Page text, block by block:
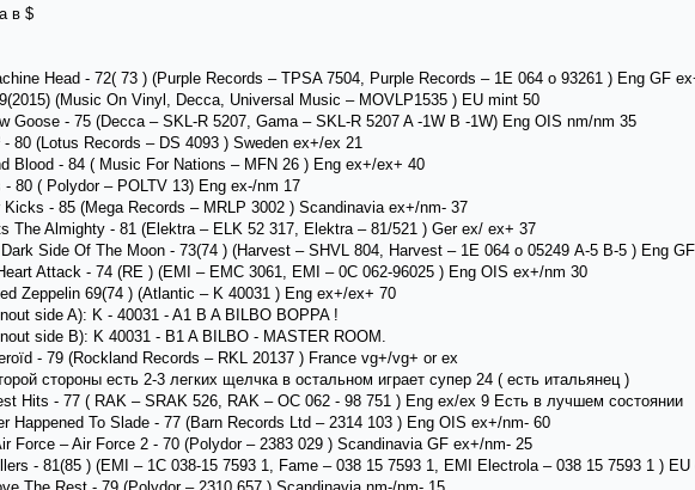
в $
Head - 72( 73 ) (Purple Records – TPSA 7504, Purple Records – 1E 064 o 93261 ) Eng GF
(Music On Vinyl, Decca, Universal Music ‎– MOVLP1535 ) EU mint 50
Goose - 75 (Decca – SKL-R 5207, Gama – SKL-R 5207 A -1W B -1W) Eng OIS nm/nm 35
- 80 (Lotus Records – DS 4093 ) Sweden ex+/ex 21
Blood - 84 ( Music For Nations – MFN 26 ) Eng ex+/ex+ 40
80 ( Polydor ‎– POLTV 13) Eng ex-/nm 17
- 85 (Mega Records ‎– MRLP 3002 ) Scandinavia ex+/nm- 37
The Almighty - 81 (Elektra ‎– ELK 52 317, Elektra ‎– 81/521 ) Ger ex/ ex+ 37
Side Of The Moon - 73(74 ) (Harvest ‎– SHVL 804, Harvest ‎– 1E 064 o 05249 А-5 В-5 ) Eng
Attack - 74 (RE ) (EMI – EMC 3061, EMI – 0C 062-96025 ) Eng OIS ex+/nm 30
Zeppelin 69(74 ) (Atlantic ‎– K 40031 ) Eng ех+/ex+ 70
side A): K - 40031 - A1 B A BILBO BOPPA !
side B): K 40031 - B1 A BILBO - MASTER ROOM.
- 79 (Rockland Records – RKL 20137 ) France vg+/vg+ or ex
стороны есть 2-3 легких щелчка в остальном играет супер 24 ( есть итальянец )
Hits - 77 ( RAK – SRAK 526, RAK – OC 062 - 98 751 ) Eng ex/ex 9 Есть в лучшем состоянии
Happened To Slade - 77 (Barn Records Ltd ‎– 2314 103 ) Eng OIS ex+/nm- 60
Force – Air Force 2 - 70 (Polydor – 2383 029 ) Scandinavia GF ex+/nm- 25
- 81(85 ) (EMI – 1C 038-15 7593 1, Fame – 038 15 7593 1, EMI Electrola – 038 15 7593 1 )